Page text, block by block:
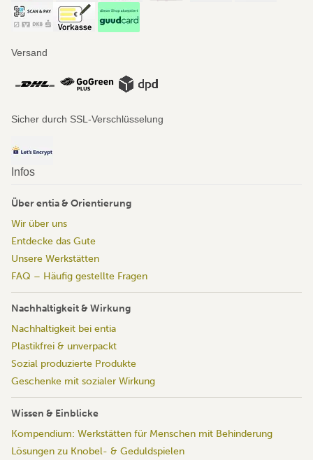
Versand
Sicher durch SSL-Verschlüsselung
Infos
Über entia & Orientierung
Wir über uns
Entdecke das Gute
Unsere Werkstätten
FAQ – Häufig gestellte Fragen
Nachhaltigkeit & Wirkung
Nachhaltigkeit bei entia
Plastikfrei & unverpackt
Sozial produzierte Produkte
Geschenke mit sozialer Wirkung
Wissen & Einblicke
Kompendium: Werkstätten für Menschen mit Behinderung
Lösungen zu Knobel- & Geduldspielen